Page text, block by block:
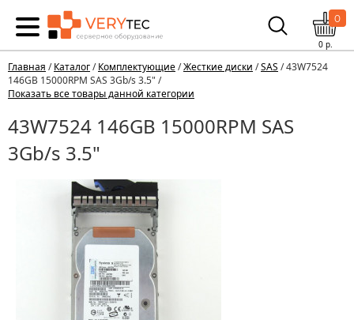
0
0р.
Главная /Каталог/Комплектующие/Жесткие диски /SAS / 43W7524
146GB 15000RPM SAS 3Gb/s 3.5" /
Показать все товары данной категории
43W7524 146GB 15000RPM SAS
3Gb/s 3.5"